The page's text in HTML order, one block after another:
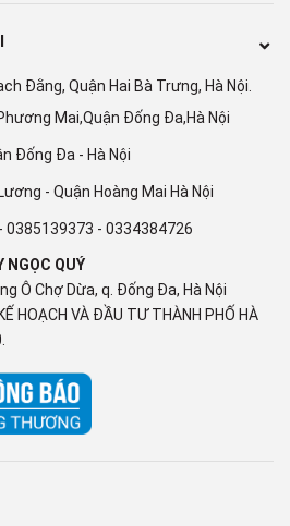
thanh
Đằng, Quận Hai Bà Trưng, Hà Nội.
Mai,Quận Đống Đa,Hà Nội
Đống Đa - Hà Nội
- Quận Hoàng Mai Hà Nội
- 0385139373 - 0334384726
NGỌC QUÝ
Ô Chợ Dừa, q. Đống Đa, Hà Nội
HOẠCH VÀ ĐẦU TƯ THÀNH PHỐ HÀ